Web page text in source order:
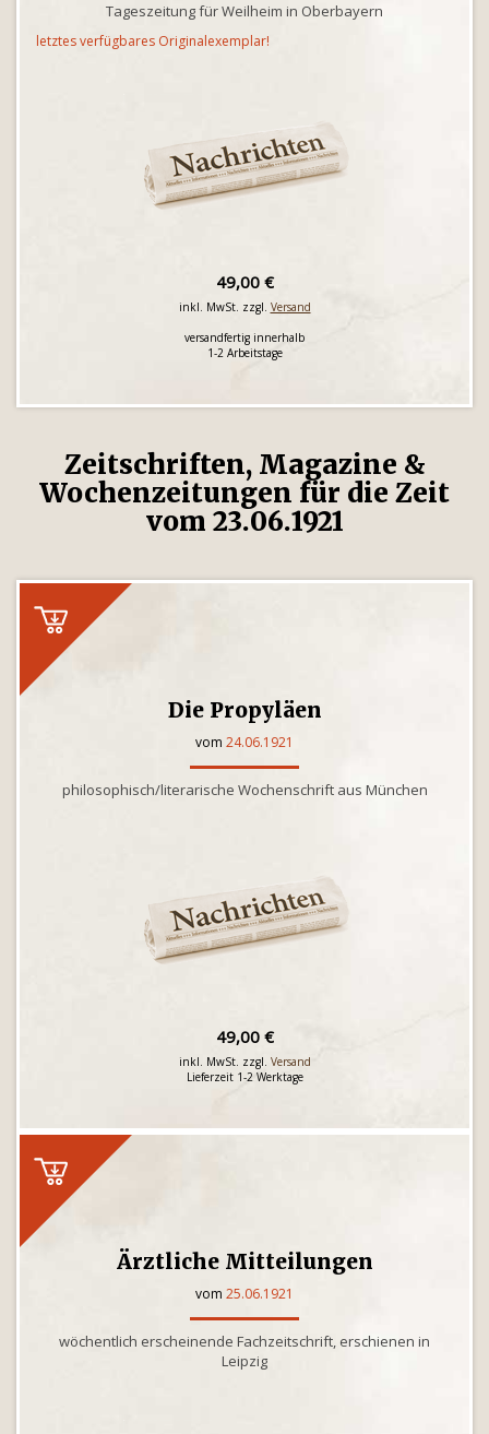
Tageszeitung für Weilheim in Oberbayern
letztes verfügbares Originalexemplar!
49,00 €
inkl. MwSt. zzgl. Versand
versandfertig innerhalb
1-2 Arbeitstage
Zeitschriften, Magazine &
Wochenzeitungen für die Zeit
vom 23.06.1921
Die Propyläen
vom 24.06.1921
philosophisch/literarische Wochenschrift aus München
49,00 €
inkl. MwSt. zzgl. Versand
Lieferzeit 1-2 Werktage
Ärztliche Mitteilungen
vom 25.06.1921
wöchentlich erscheinende Fachzeitschrift, erschienen in
Leipzig